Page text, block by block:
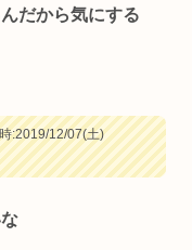
だから気にする
:2019/12/07(土)